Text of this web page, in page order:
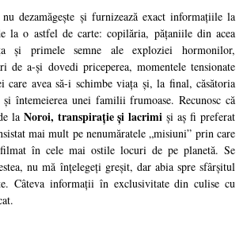
dezamăgește și furnizează exact informațiile la
la o astfel de carte: copilăria, pățaniile din acea
și primele semne ale exploziei hormonilor,
de a-și dovedi priceperea, momentele tensionate
care avea să-i schimbe viața și, la final, căsătoria
întemeierea unei familii frumoase. Recunosc că
la Noroi, transpirație și lacrimi și aș fi preferat
mai mult pe nenumăratele „misiuni” prin care
în cele mai ostile locuri de pe planetă. Se
nu mă înțelegeți greșit, dar abia spre sfârșitul
Câteva informații în exclusivitate din culise cu